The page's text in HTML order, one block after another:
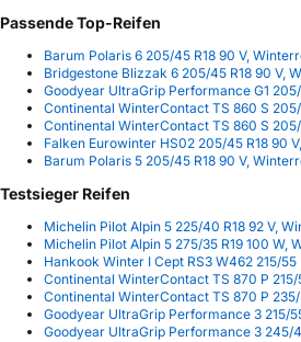
Passende Top-Reifen
Barum Polaris 6 205/45 R18 90 V,
Bridgestone Blizzak 6 205/45 R18 90 V,
Goodyear UltraGrip Performance G1
Continental WinterContact TS 860 S
Continental WinterContact TS 860 S
Falken Eurowinter HS02 205/45 R18 90
Barum Polaris 5 205/45 R18 90 V,
Testsieger Reifen
Michelin Pilot Alpin 5 225/40 R18 92 V,
Michelin Pilot Alpin 5 275/35 R19 100 W,
Hankook Winter I Cept RS3 W462 215/55
Continental WinterContact TS 870 P 215/
Continental WinterContact TS 870 P
Goodyear UltraGrip Performance 3 215/
Goodyear UltraGrip Performance 3 245/